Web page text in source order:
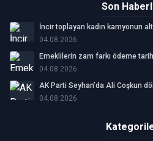
Son
İncir toplayan kadın kamyonun
04.08.2026
Emeklilerin zam farkı ödeme
04.08.2026
AK Parti Seyhan’da Ali Coşkun
04.08.2026